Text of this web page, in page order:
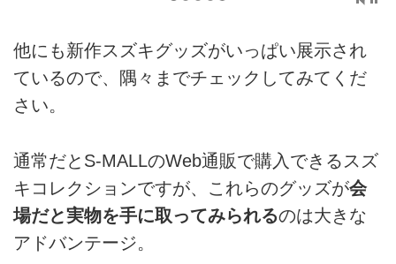
他にも新作スズキグッズがいっぱい展示され
ているので、隅々までチェックしてみてくだ
さい。
通常だとS-MALLのWeb通販で購入できるスズ
キコレクションですが、これらのグッズが会
場だと実物を手に取ってみられるのは大きな
アドバンテージ。